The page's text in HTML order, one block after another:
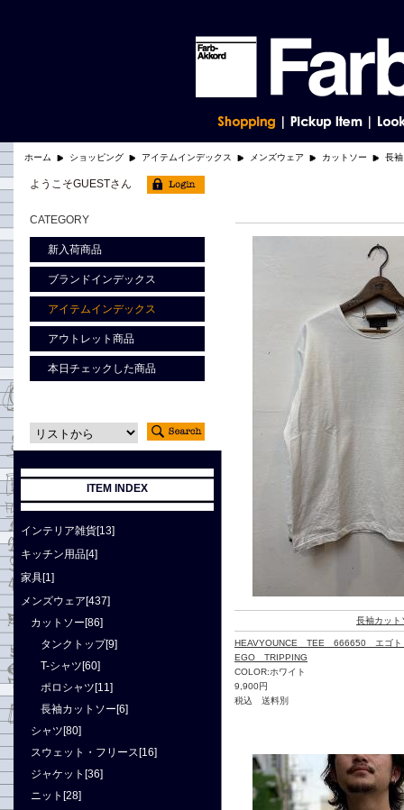
ホーム ショッピング アイテムインデックス メンズウェア カットソー 長
長袖カット
HEAVYOUNCE TEE 666650 エゴト
EGO TRIPPING
COLOR:ホワイト
9,900円
税込 送料別
ようこそGUESTさん
CATEGORY
新入荷商品
ブランドインデックス
アイテムインデックス
アウトレット商品
本日チェックした商品
ITEM INDEX
インテリア雑貨[13]
キッチン用品[4]
家具[1]
メンズウェア[437]
カットソー[86]
タンクトップ[9]
T-シャツ[60]
ポロシャツ[11]
長袖カットソー[6]
シャツ[80]
スウェット・フリース[16]
ジャケット[36]
ニット[28]